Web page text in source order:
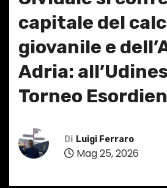
capitale del
giovanile e
Adria:
Torneo
Di Luigi Ferraro
Mag 25, 2026